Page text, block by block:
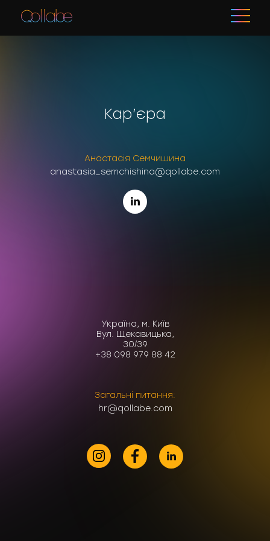
Кар’єра
Анастасія Семчишина
anastasia_semchishina@qollabe.com
Україна, м. Київ
Вул. Щекавицька,
30/39
+38 098 979 88 42
Загальні питання:
hr@qollabe.com